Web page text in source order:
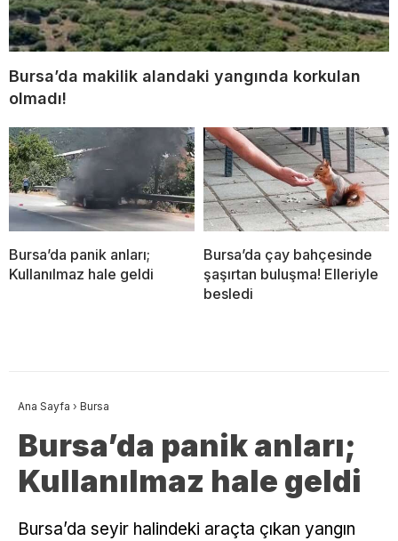
Bursa’da makilik alandaki yangında korkulan
olmadı!
Bursa’da panik anları;
Kullanılmaz hale geldi
Bursa’da çay bahçesinde
şaşırtan buluşma! Elleriyle
besledi
Ana Sayfa › Bursa
Bursa’da panik anları;
Kullanılmaz hale geldi
Bursa’da seyir halindeki araçta çıkan yangın